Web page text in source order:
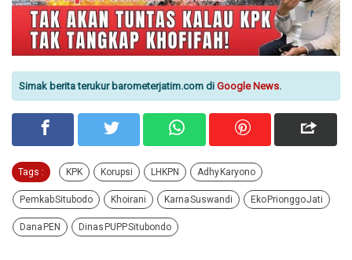
Simak berita terukur barometerjatim.com di Google News.
Tags : KPK Korupsi LHKPN Adhy Karyono
Pemkab Situbodo Khoirani Karna Suswandi Eko Prionggo Jati
Dana PEN Dinas PUPP Situbondo